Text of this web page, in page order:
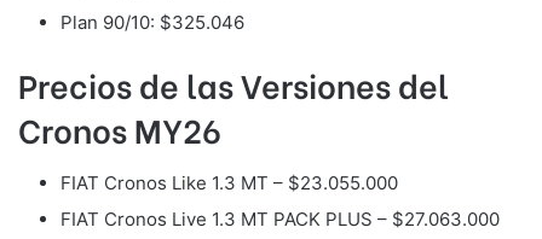
Plan 90/10: $325.046
Precios de las Versiones del
Cronos MY26
FIAT Cronos Like 1.3 MT – $23.055.000
FIAT Cronos Live 1.3 MT PACK PLUS – $27.063.000